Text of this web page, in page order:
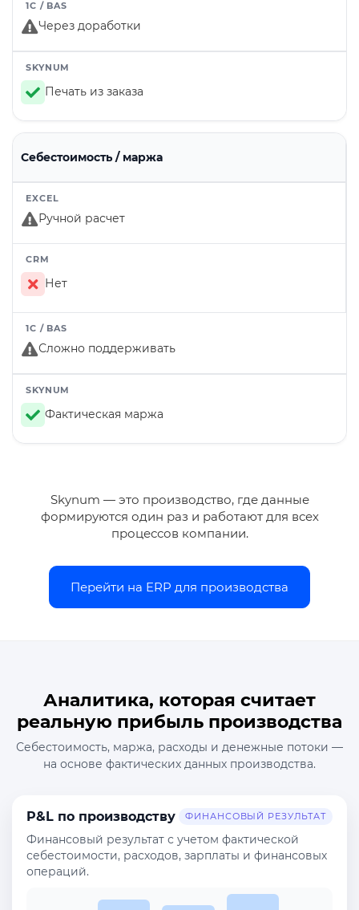
Через доработки
Печать из заказа
Себестоимость / маржа
Ручной расчет
Нет
Сложно поддерживать
Фактическая маржа
Skynum — это производство, где данные
формируются один раз и работают для всех
процессов компании.
Перейти на ERP для производства
Аналитика, которая считает
реальную прибыль производства
Себестоимость, маржа, расходы и денежные потоки —
на основе фактических данных производства.
P&L по производству ФИНАНСОВЫЙ РЕЗУЛЬТАТ
Финансовый результат с учетом фактической
себестоимости, расходов, зарплаты и финансовых
операций.